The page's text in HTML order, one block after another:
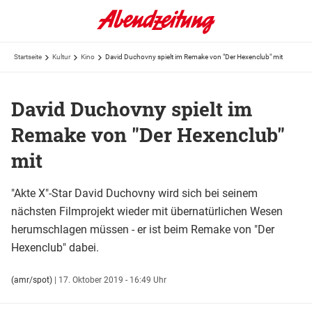
Startseite Kultur Kino David Duchovny spielt im Remake von "Der Hexenclub" mit
David Duchovny spielt im
Remake von "Der Hexenclub"
mit
"Akte X"-Star David Duchovny wird sich bei seinem
nächsten Filmprojekt wieder mit übernatürlichen Wesen
herumschlagen müssen - er ist beim Remake von "Der
Hexenclub" dabei.
(amr/spot) | 17. Oktober 2019 - 16:49 Uhr